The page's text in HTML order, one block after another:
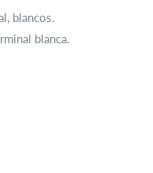
blancos.
blanca.